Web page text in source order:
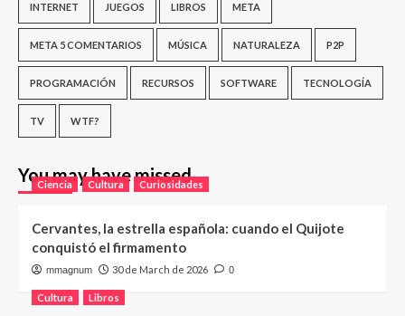
INTERNET JUEGOS LIBROS META
META 5 COMENTARIOS MÚSICA NATURALEZA P2P
PROGRAMACIÓN RECURSOS SOFTWARE TECNOLOGÍA
TV WTF?
You may have missed
Ciencia Cultura Curiosidades
Cervantes, la estrella española: cuando el Quijote
conquistó el firmamento
mmagnum 30 de March de 2026 0
Cultura Libros